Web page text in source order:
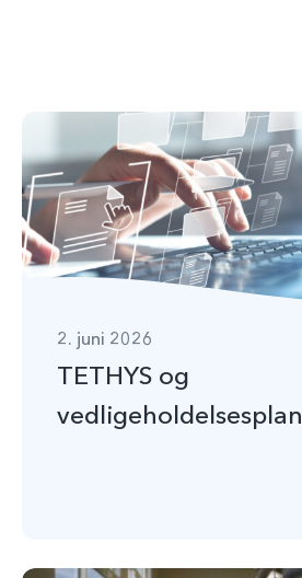
2. juni 2026
TETHYS og
vedligeholdelsesplan